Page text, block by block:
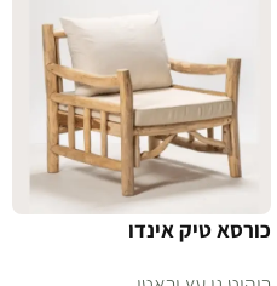
כורסא טיק אינדו